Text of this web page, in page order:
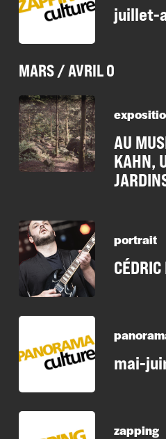
juillet-
MARS / AVRIL 0
AU
KAHN,
portrait
mai-
zapping